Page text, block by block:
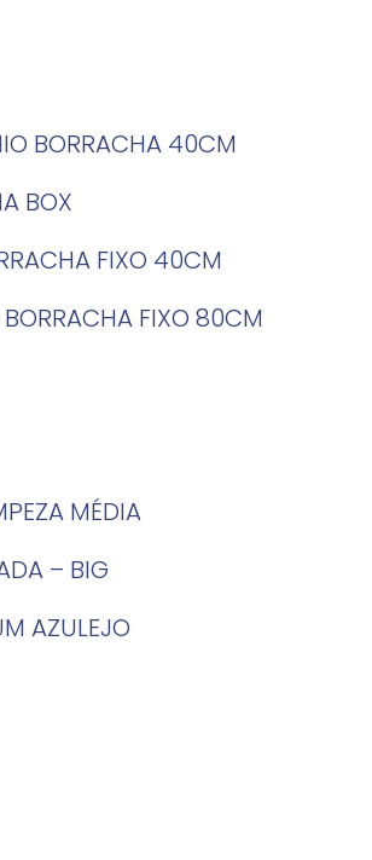
BORRACHA 40CM
BOX
FIXO 40CM
BORRACHA FIXO 80CM
MÉDIA
– BIG
AZULEJO